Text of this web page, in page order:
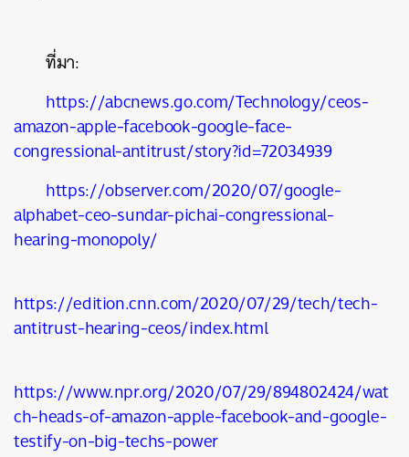
ที่มา:
https://abcnews.go.com/Technology/ceos-
amazon-apple-facebook-google-face-
congressional-antitrust/story?id=72034939
https://observer.com/2020/07/google-
alphabet-ceo-sundar-pichai-congressional-
hearing-monopoly/
https://edition.cnn.com/2020/07/29/tech/tech-
antitrust-hearing-ceos/index.html
https://www.npr.org/2020/07/29/894802424/wat
ch-heads-of-amazon-apple-facebook-and-google-
testify-on-big-techs-power